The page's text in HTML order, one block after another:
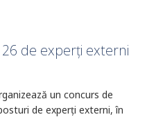
de experți externi
un concurs de
de experți externi, în